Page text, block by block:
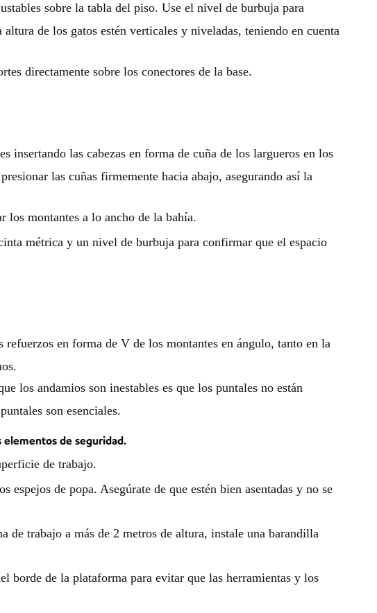
sobre la tabla del piso. Use el nivel de burbuja para
de los gatos estén verticales y niveladas, teniendo en cuenta
directamente sobre los conectores de la base.
insertando las cabezas en forma de cuña de los largueros en los
las cuñas firmemente hacia abajo, asegurando así la
los montantes a lo ancho de la bahía.
métrica y un nivel de burbuja para confirmar que el espacio
refuerzos en forma de V de los montantes en ángulo, tanto en la
los andamios son inestables es que los puntales no están
son esenciales.
elementos de seguridad.
de trabajo.
espejos de popa. Asegúrate de que estén bien asentadas y no se
de trabajo a más de 2 metros de altura, instale una barandilla
borde de la plataforma para evitar que las herramientas y los